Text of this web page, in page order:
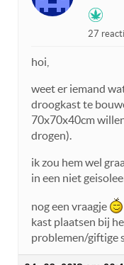
27
hoi,
weet er iemand
droogkast te
70x70x40cm
drogen).
ik zou hem wel
in een niet
nog een vraagje
kast plaatsen bij
problemen/giftige